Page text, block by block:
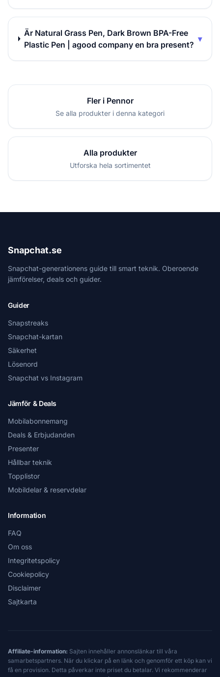
Är Natural Grass Pen, Dark Brown BPA-Free
Plastic Pen | agood company en bra present?
▾
Fler i Pennor
Se alla produkter i denna kategori
Alla produkter
Utforska hela sortimentet
Snapchat.se
Snapchat-generationens guide till smart teknik. Oberoende
jämförelser, deals och guider.
Guider
Snapstreaks
Snapchat-kartan
Säkerhet
Lösenord
Snapchat vs Instagram
Jämför & Deals
Mobilabonnemang
Deals & Erbjudanden
Presenter
Hållbar teknik
Topplistor
Mobildelar & reservdelar
Information
FAQ
Om oss
Integritetspolicy
Cookiepolicy
Disclaimer
Sajtkarta
Affiliate-information: Sajten innehåller annonslänkar till våra
samarbetspartners. När du klickar på en länk och genomför ett köp kan vi
få en provision. Detta påverkar inte priset du betalar. Vi rekommenderar